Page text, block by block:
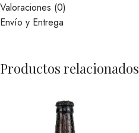
Valoraciones (0)
Envío y Entrega
Productos relacionados